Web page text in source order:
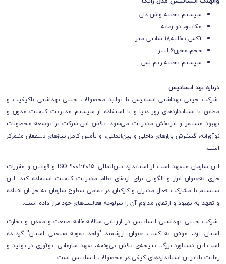
سیستم تخلیه واش دان
مکانیزم دو زمانه
آکس تخلیه18 سانتی متر
حجم مخزن6 لیتر
سیستم تخلیهریم لس
درباره برند ایساتیس
شرکت چینی بهداشتی ایساتیس با تولید محصولات چینی بهداشتی باکیفیت و
مطابق با استانداردهای روز دنیا و با استفاده از سیستم مدیریت کیفیت مدون و
بهبود مستمر و اثربخش مدیریت می‌شود. تلاش این شرکت بر توسعه محصولات
نوآورانه، گسترش بازارهای داخلی و بین‌المللی، و تأمین کامل نیازهای ذینفعان متمرکز
است.
این سازمان متعهد است از استاندارد بین‌المللی ISO 9001:2015 و قوانین و مقررات
جاری به‌عنوان ابزار و الگویی برای ارتقای نظام مدیریت کیفیت استفاده کند. این
سیستم با مشارکت فعال مدیران و کارکنان در تمامی سطوح سازمان به جریان افتاده
و تعهد به بهبود و ارتقای مداوم آن را سرلوحه فعالیت‌های خود قرار داده است.
شرکت چینی بهداشتی ایساتیس در ارزیابی سالانه خانه صنعت و معدن و تجارت
استان یزد، موفق به کسب عنوان ارزشمند "واحد نمونه صنعتی استان" گردیده
است.این دستاورد بزرگ، نتیجه‌ی تلاش بی‌وقفه، تعهد سازمانی، نوآوری در تولید و
رعایت بالاترین استانداردهای کیفی در محصولات ایساتیس است.